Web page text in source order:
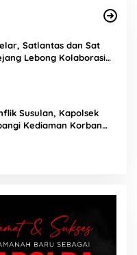
Satlantas dan Sat
Lebong Kolaborasi
Susulan, Kapolsek
Kediaman Korban
Mumpo